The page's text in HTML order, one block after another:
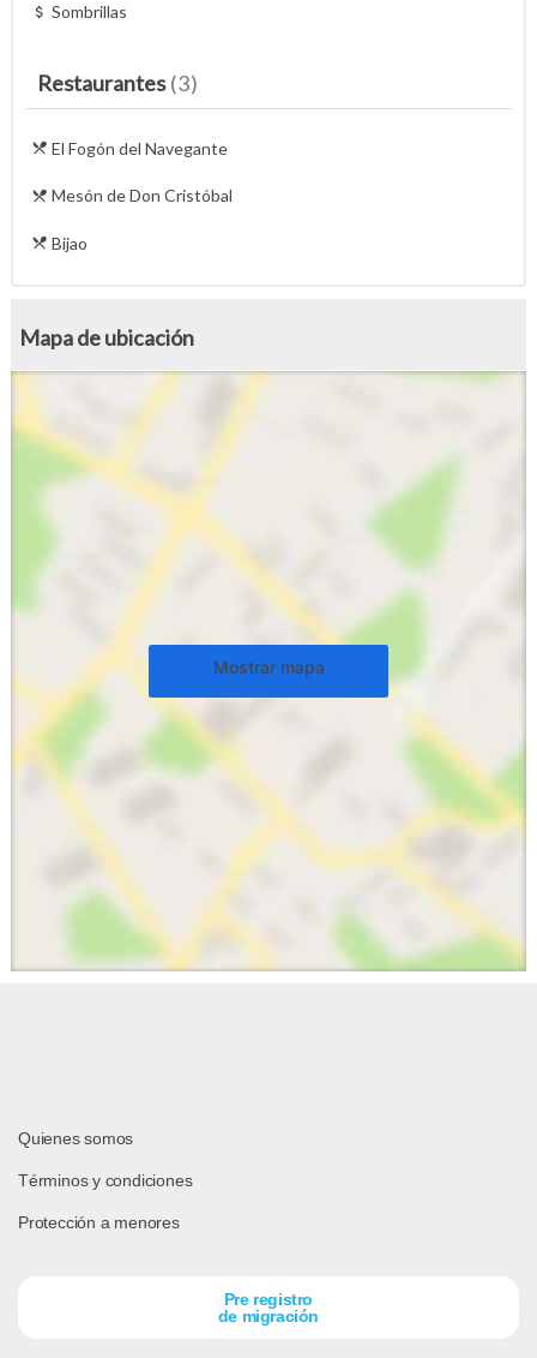
Sombrillas
Restaurantes(3)
El Fogón del Navegante
Mesón de Don Cristóbal
Bijao
Mapa de ubicación
Mostrar mapa
Quienes somos
Términos y condiciones
Protección a menores
Pre registro
de migración